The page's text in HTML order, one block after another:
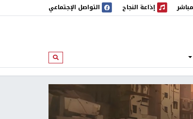
إذاعة النجاح
إذاعة النجاح التواصل الإجتماعي
ابحث